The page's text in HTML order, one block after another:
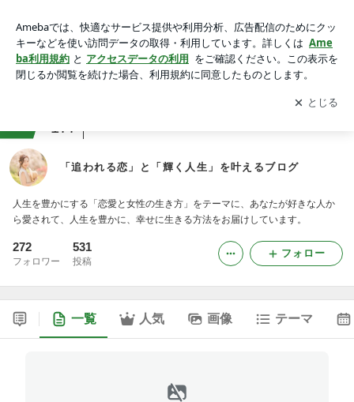
アプリをダウンロードして ブログの更新通知
を受け取りまし
ょう。
開く
177
「追われる恋」と「輝く人生」を叶えるブログ
人生を豊かにする「恋愛と女性の生き方」をテーマに、あなたが好きな人か
ら愛されて、人生を豊かに、幸せに生きる方法をお届けしています。
272
フォロワー
531
投稿
フォロー
一覧 人気 画像 テーマ